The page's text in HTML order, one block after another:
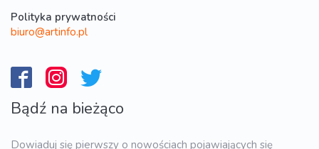
Polityka prywatności
biuro@artinfo.pl
Bądź na bieżąco
Dowiaduj się pierwszy o nowościach pojawiających się